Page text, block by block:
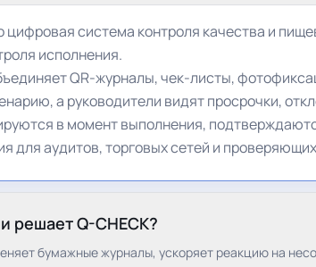
цифровая система контроля качества и
исполнения.
QR-журналы, чек-листы,
а руководители видят просрочки,
в момент выполнения,
для аудитов, торговых сетей и
решает Q-CHECK?
бумажные журналы, ускоряет реакцию на